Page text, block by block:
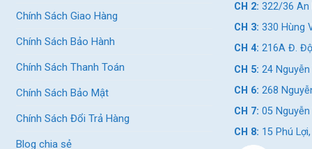
Chính Sách Giao Hàng
Chính Sách Bảo Hành
Chính Sách Thanh Toán
Chính Sách Bảo Mật
Chính Sách Đổi Trả Hàng
Blog chia sẻ
CH 2: 322/36 An
CH 3: 330 Hùng
CH 4: 216A Đ.
CH 5: 24
CH 6: 268
CH 7: 05 Nguyễn
CH 8: 15 Phú